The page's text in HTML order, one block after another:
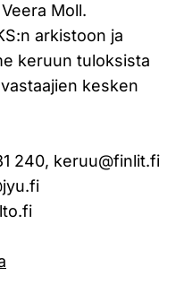
Moll.
arkistoon ja
keruun tuloksista
kesken
240, keruu@finlit.fi